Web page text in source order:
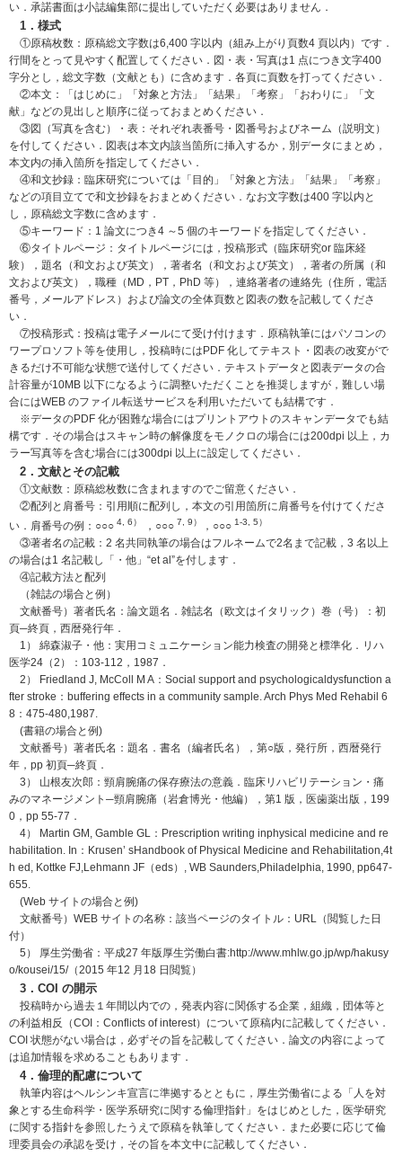
い．承諾書面は小誌編集部に提出していただく必要はありません．
1．様式
①原稿枚数：原稿総文字数は6,400 字以内（組み上がり頁数4 頁以内）です．
行間をとって見やすく配置してください．図・表・写真は1 点につき文字400
字分とし，総文字数（文献とも）に含めます．各頁に頁数を打ってください．
②本文：「はじめに」「対象と方法」「結果」「考察」「おわりに」「文
献」などの見出しと順序に従っておまとめください．
③図（写真を含む）・表：それぞれ表番号・図番号およびネーム（説明文）
を付してください．図表は本文内該当箇所に挿入するか，別データにまとめ，
本文内の挿入箇所を指定してください．
④和文抄録：臨床研究については「目的」「対象と方法」「結果」「考察」
などの項目立てで和文抄録をおまとめください．なお文字数は400 字以内と
し，原稿総文字数に含めます．
⑤キーワード：1 論文につき4 ～5 個のキーワードを指定してください．
⑥タイトルページ：タイトルページには，投稿形式（臨床研究or 臨床経
験），題名（和文および英文），著者名（和文および英文），著者の所属（和
文および英文），職種（MD，PT，PhD 等），連絡著者の連絡先（住所，電話
番号，メールアドレス）および論文の全体頁数と図表の数を記載してくださ
い．
⑦投稿形式：投稿は電子メールにて受け付けます．原稿執筆にはパソコンの
ワープロソフト等を使用し，投稿時にはPDF 化してテキスト・図表の改変がで
きるだけ不可能な状態で送付してください．テキストデータと図表データの合
計容量が10MB 以下になるように調整いただくことを推奨しますが，難しい場
合にはWEB のファイル転送サービスを利用いただいても結構です．
※データのPDF 化が困難な場合にはプリントアウトのスキャンデータでも結
構です．その場合はスキャン時の解像度をモノクロの場合には200dpi 以上，カ
ラー写真等を含む場合には300dpi 以上に設定してください．
2．文献とその記載
①文献数：原稿総枚数に含まれますのでご留意ください．
②配列と肩番号：引用順に配列し，本文の引用箇所に肩番号を付けてくださ
い．肩番号の例：○○○ 4, 6） ，○○○ 7, 9） ，○○○ 1-3, 5）
③著者名の記載：2 名共同執筆の場合はフルネームで2名まで記載，3 名以上
の場合は1 名記載し「・他」“et al”を付します．
④記載方法と配列
（雑誌の場合と例）
文献番号）著者氏名：論文題名．雑誌名（欧文はイタリック）巻（号）：初
頁─終頁，西暦発行年．
1） 綿森淑子・他：実用コミュニケーション能力検査の開発と標準化．リハ
医学24（2）：103-112，1987．
2） Friedland J, McColl M A：Social support and psychologicaldysfunction a
fter stroke：buffering effects in a community sample. Arch Phys Med Rehabil 6
8：475-480,1987.
(書籍の場合と例)
文献番号）著者氏名：題名．書名（編者氏名），第○版，発行所，西暦発行
年，pp 初頁─終頁．
3） 山根友次郎：頸肩腕痛の保存療法の意義．臨床リハビリテーション・痛
みのマネージメント─頸肩腕痛（岩倉博光・他編），第1 版，医歯薬出版，199
0，pp 55-77．
4） Martin GM, Gamble GL：Prescription writing inphysical medicine and re
habilitation. In：Krusen’ sHandbook of Physical Medicine and Rehabilitation,4t
h ed, Kottke FJ,Lehmann JF（eds）, WB Saunders,Philadelphia, 1990, pp647-
655.
(Web サイトの場合と例)
文献番号）WEB サイトの名称：該当ページのタイトル：URL（閲覧した日
付）
5） 厚生労働省：平成27 年版厚生労働白書:http://www.mhlw.go.jp/wp/hakusy
o/kousei/15/（2015 年12 月18 日閲覧）
3．COI の開示
投稿時から過去１年間以内での，発表内容に関係する企業，組織，団体等と
の利益相反（COI：Conflicts of interest）について原稿内に記載してください．
COI 状態がない場合は，必ずその旨を記載してください．論文の内容によって
は追加情報を求めることもあります．
4．倫理的配慮について
執筆内容はヘルシンキ宣言に準拠するとともに，厚生労働省による「人を対
象とする生命科学・医学系研究に関する倫理指針」をはじめとした，医学研究
に関する指針を参照したうえで原稿を執筆してください．また必要に応じて倫
理委員会の承認を受け，その旨を本文中に記載してください．